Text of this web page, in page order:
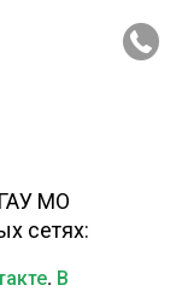
МО
сетях:
. В